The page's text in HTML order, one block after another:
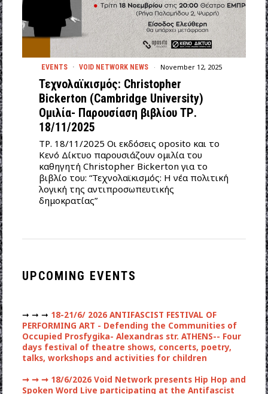
EVENTS · VOID NETWORK NEWS November 12, 2025
Τεχνολαϊκισμός: Christopher
Bickerton (Cambridge University)
Ομιλία- Παρουσίαση βιβλίου ΤΡ.
18/11/2025
ΤΡ. 18/11/2025 Οι εκδόσεις oposito και το
Κενό Δίκτυο παρουσιάζουν ομιλία του
καθηγητή Christopher Bickerton για το
βιβλίο του: “Τεχνολαϊκισμός: Η νέα πολιτική
λογική της αντιπροσωπευτικής
δημοκρατίας”
UPCOMING EVENTS
➞ ➞ ➞ 18-21/6/ 2026 ANTIFASCIST FESTIVAL OF
PERFORMING ART - Defending the Communities of
Occupied Prosfygika- Alexandras str. ATHENS-- Four
days festival of theatre shows, concerts, poetry,
talks, workshops and activities for children
➞ ➞ ➞18/6/2026 Void Network presents Hip Hop and
Spoken Word Live participating at the Antifascist